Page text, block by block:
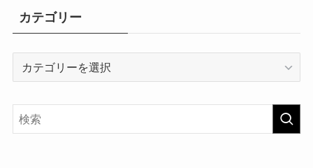
ブ
カテゴリー
リ
ー